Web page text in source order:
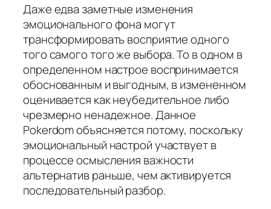
Даже едва заметные изменения
эмоционального фона могут
трансформировать восприятие одного
того самого того же выбора. То в одном в
определенном настрое воспринимается
обоснованным и выгодным, в измененном
оценивается как неубедительное либо
чрезмерно ненадежное. Данное
Pokerdom объясняется потому, поскольку
эмоциональный настрой участвует в
процессе осмысления важности
альтернатив раньше, чем активируется
последовательный разбор.